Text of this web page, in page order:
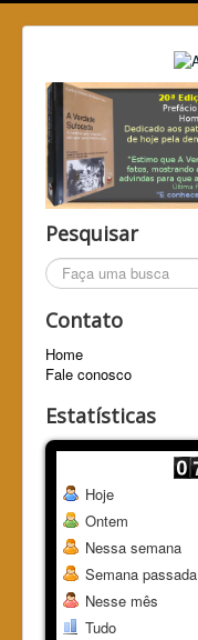
Pesquisar
Pesquisar...
Contato
Home
Fale conosco
Estatísticas
Hoje
Ontem
Nessa semana
Semana passada
Nesse mês
Tudo